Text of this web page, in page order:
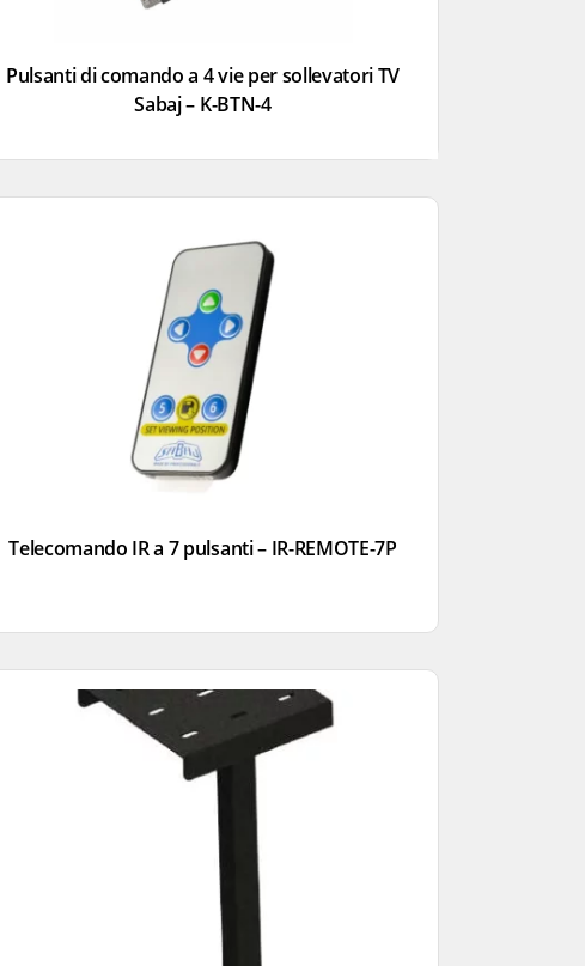
Pulsanti di comando a 4 vie per sollevatori TV
Sabaj – K-BTN-4
Telecomando IR a 7 pulsanti – IR-REMOTE-7P